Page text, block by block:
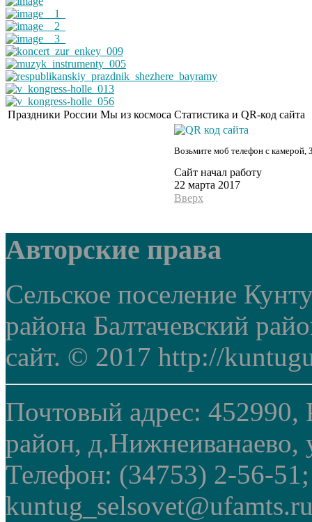
Праздники России Мы из космоса Статистика и QR-код сайта
Возьмите моб телефон с камерой,
Сайт начал работу
22 марта 2017
Вверх
Авторские права
Сельское поселение
района Балтачевский
сайт. © 2017 http://
Почтовый адрес: 452990,
район, д.Нижнеиванаево,
Телефон: (34753) 2-56-